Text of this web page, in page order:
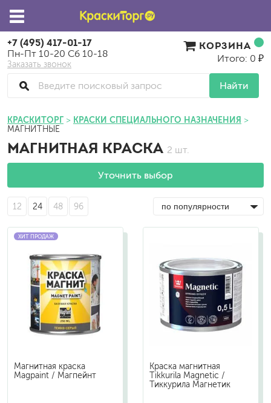
+7 (495) 417-01-17
Пн-Пт 10-20 Сб 10-18
Заказать звонок
Найти
КОРЗИНА
Итого: 0 ₽
КРАСКИТОРГ КРАСКИ СПЕЦИАЛЬНОГО НАЗНАЧЕНИЯ
МАГНИТНЫЕ
МАГНИТНАЯ КРАСКА 2 шт.
Уточнить выбор
12 24 48 96
ХИТ ПРОДАЖ
Магнитная краска
Magpaint / Магпейнт
Краска магнитная
Tikkurila Magnetic /
Тиккурила Магнетик